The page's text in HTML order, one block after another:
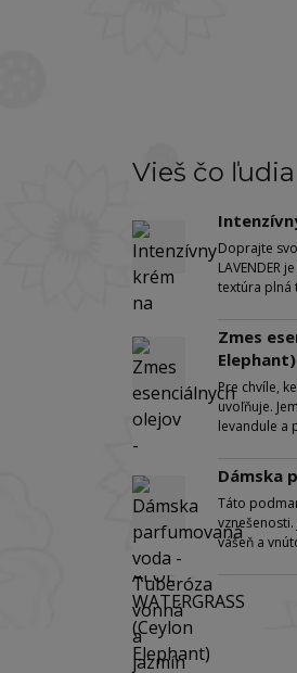
Vieš čo
Doprajte
LAVENDER
textúra plná
Zmes
Elephant)
Pre chvíle,
uvoľňuje.
levandule a
Dámska
Táto
vášeň a